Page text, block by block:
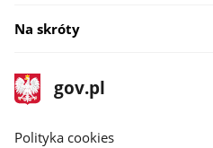
Na skróty
stopka
gov.pl
Strona
gov.pl
gov.pl
Polityka cookies